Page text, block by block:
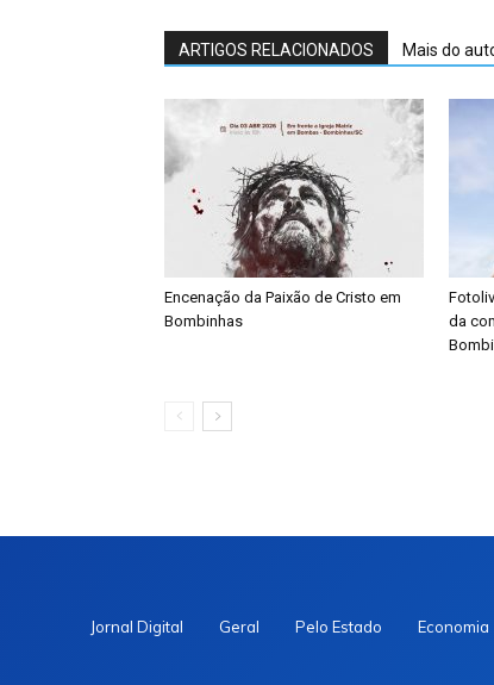
ARTIGOS RELACIONADOS Mais do
Encenação da Paixão de Cristo em
Bombinhas
da
Jornal Digital Geral Pelo Estado Economia